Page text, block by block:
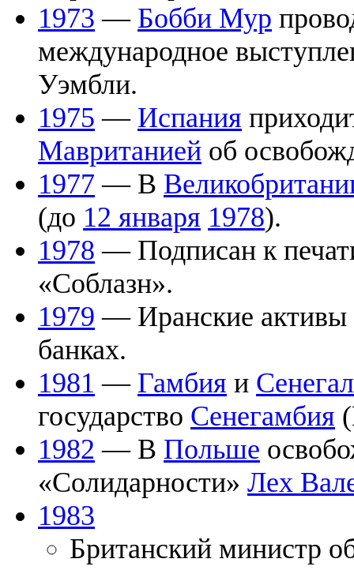
1973 — Бобби Мур
международное
Уэмбли.
1975 — Испания
Мавританией об
1977 — В
(до 12 января 1978).
1978 — Подписан к
«Соблазн».
1979 — Иранские активы
банках.
1981 — Гамбия и Сенегал
государство Сенегамбия
1982 — В Польше
«Солидарности» Лех
1983
Британский министр